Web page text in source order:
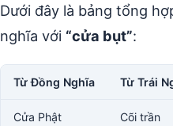
Dưới đây là bảng tổng
nghĩa với “cửa bụt”:
Từ Đồng Nghĩa Từ Trái
Cửa Phật Cõi trần